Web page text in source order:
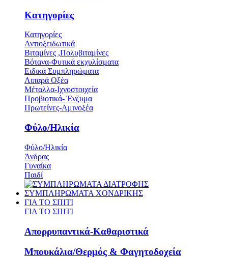
Κατηγορίες
Κατηγορίες
Αντιοξειδωτικά
Βιταμίνες ,Πολυβιταμίνες
Βότανα-Φυτικά εκχυλίσματα
Ειδικά Συμπληρώματα
Λιπαρά Οξέα
Μέταλλα-Ιχνοστοιχεία
Προβιοτικά- Ένζυμα
Πρωτείνες-Αμινοξέα
Φύλο/Ηλικία
Φύλο/Ηλικία
Άνδρας
Γυναίκα
Παιδί
ΣΥΜΠΛΗΡΩΜΑΤΑ ΧΟΝΔΡΙΚΗΣ
ΓΙΑ ΤΟ ΣΠΙΤΙ
ΓΙΑ ΤΟ ΣΠΙΤΙ
Απορρυπαντικά-Καθαριστικά
Μπουκάλια/Θερμός & Φαγητοδοχεία